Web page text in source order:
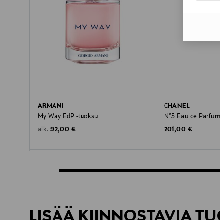
ARMANI
My Way EdP -tuoksu
alk. Original Price
92,00 €
CHANEL
N°5 Eau de Parfum
Original Price
201,00 €
LISÄÄ KIINNOSTAVIA